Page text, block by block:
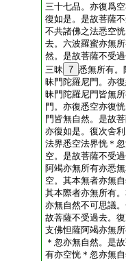
三十七品。亦復爲
復如是。是故菩薩
不共諸佛之法悉空
去。六波羅蜜亦無
然。是故菩薩不受
三昧 7 悉無所有。
昧門陀羅尼門。亦
昧門陀羅尼門皆無
門。亦復悉空亦復
門皆無自然。是故
亦復如是。復次舍
法界悉空法界恍＊
空。是故菩薩不受
阿竭亦無所有亦悉
空。其本無者亦無
其本際者亦無所有
亦無自然不可思議
故菩薩不受過去。
支佛怛薩阿竭亦無
＊忽亦無自然。是
有亦空恍＊忽亦無